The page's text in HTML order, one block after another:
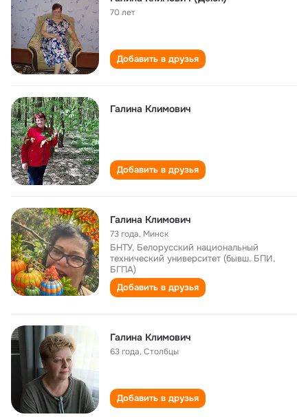
70 лет
Добавить в друзья
Галина Климович
Добавить в друзья
Галина Климович
73 года, Минск
БНТУ, Белорусский национальный
технический университет (бывш. БПИ,
БГПА)
Добавить в друзья
Галина Климович
63 года,Столбцы
Добавить в друзья